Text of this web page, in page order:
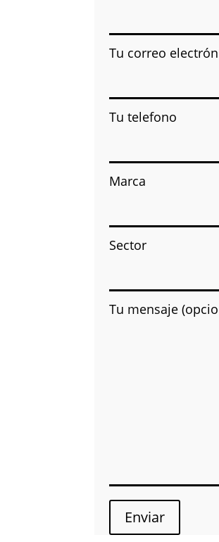
Tu correo
Tu telefono
Marca
Sector
Tu mensaje
Enviar